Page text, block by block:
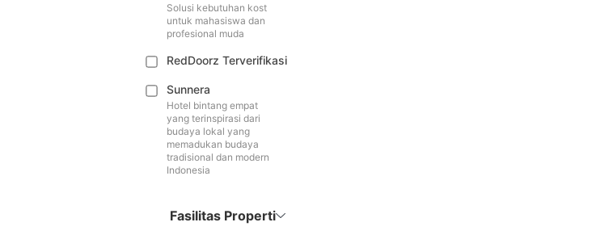
Solusi kebutuhan kost
untuk mahasiswa dan
profesional muda
RedDoorz Terverifikasi
Sunnera
Hotel bintang empat
yang terinspirasi dari
budaya lokal yang
memadukan budaya
tradisional dan modern
Indonesia
Fasilitas Properti